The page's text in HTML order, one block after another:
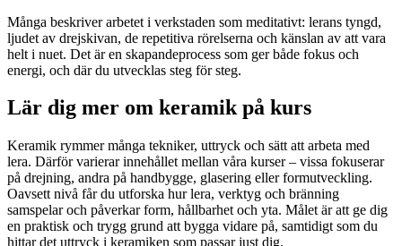
Många beskriver arbetet i verkstaden som meditativt: lerans tyngd,
ljudet av drejskivan, de repetitiva rörelserna och känslan av att vara
helt i nuet. Det är en skapandeprocess som ger både fokus och
energi, och där du utvecklas steg för steg.
Lär dig mer om keramik på kurs
Keramik rymmer många tekniker, uttryck och sätt att arbeta med
lera. Därför varierar innehållet mellan våra kurser – vissa fokuserar
på drejning, andra på handbygge, glasering eller formutveckling.
Oavsett nivå får du utforska hur lera, verktyg och bränning
samspelar och påverkar form, hållbarhet och yta. Målet är att ge dig
en praktisk och trygg grund att bygga vidare på, samtidigt som du
hittar det uttryck i keramiken som passar just dig.